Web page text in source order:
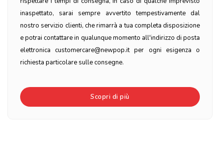
inaspettato, sarai sempre avvertito tempestivamente dal
nostro servizio clienti, che rimarrà a tua completa disposizione
e potrai contattare in qualunque momento all'indirizzo di posta
elettronica customercare@newpop.it per ogni esigenza o
richiesta particolare sulle consegne.
Scopri di più